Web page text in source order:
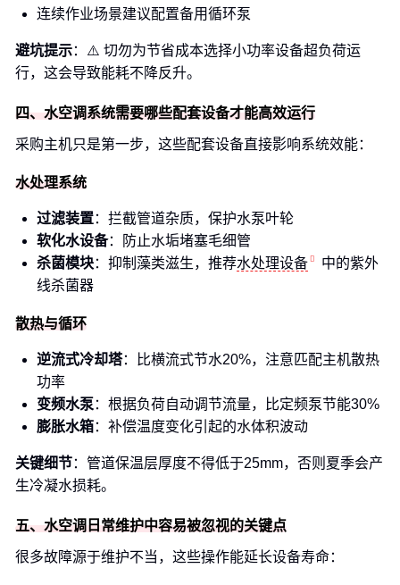
连续作业场景建议配置备用循环泵
避坑提示：⚠️ 切勿为节省成本选择小功率设备超负荷运
行，这会导致能耗不降反升。
四、水空调系统需要哪些配套设备才能高效运行
采购主机只是第一步，这些配套设备直接影响系统效能：
水处理系统
过滤装置：拦截管道杂质，保护水泵叶轮
软化水设备：防止水垢堵塞毛细管
杀菌模块：抑制藻类滋生，推荐水处理设备
中的紫外
线杀菌器
散热与循环
逆流式冷却塔：比横流式节水20%，注意匹配主机散热
功率
变频水泵 ：根据负荷自动调节流量，比定频泵节能30%
膨胀水箱：补偿温度变化引起的水体积波动
关键细节：管道保温层厚度不得低于25mm，否则夏季会产
生冷凝水损耗。
五、水空调日常维护中容易被忽视的关键点
很多故障源于维护不当，这些操作能延长设备寿命：